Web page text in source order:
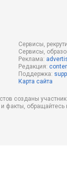
Сервисы,
Сервисы,
Реклама:
Редакция:
Поддержка:
Карта сайта
созданы
и факты,